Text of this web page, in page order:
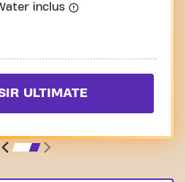
inclus
ULTIMATE